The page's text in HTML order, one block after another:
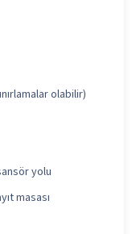
olabilir)
yolu
masası